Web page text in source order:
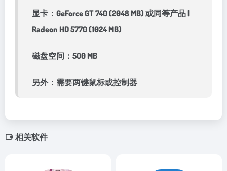
显卡：GeForce GT 740 (2048 MB) 或同等产品 |
Radeon HD 5770 (1024 MB)
磁盘空间：500 MB
另外：需要两键鼠标或控制器
相关软件